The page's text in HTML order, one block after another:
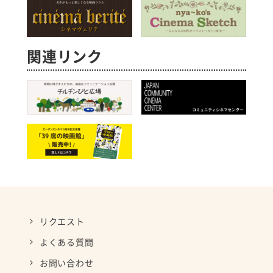
関連リンク
リクエスト
よくある質問
お問い合わせ